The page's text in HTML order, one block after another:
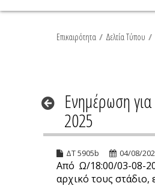
Επικαιρότητα / Δελτία Τύπου /
Ενημέρωση
2025
ΔΤ 5905b 04/08/
Από Ω/18:00/03-08-
αρχικό τους στάδιο,